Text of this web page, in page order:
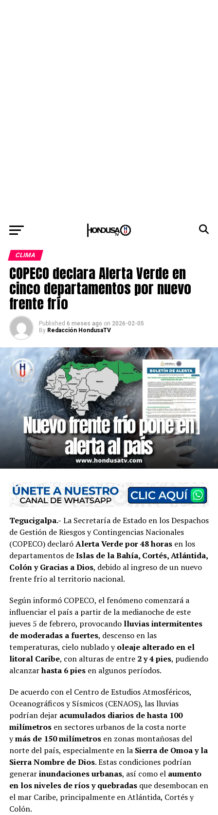
CLIMA
COPECO declara Alerta Verde en
cinco departamentos por nuevo
frente frío
Published 6 meses ago on 2026-02-05
By Redacción HondusaTV
Tegucigalpa.- La Secretaría de Estado en los Despachos
de Gestión de Riesgos y Contingencias Nacionales
(COPECO) declaróAlerta Verde por 48 horasen los
departamentos deIslas de la Bahía, Cortés, Atlántida,
Colón y Gracias a Dios, debido al ingreso de un nuevo
frente frío al territorio nacional.
Según informó COPECO, el fenómeno comenzará a
influenciar el país a partir de la medianoche de este
jueves 5 de febrero, provocando lluvias intermitentes
de moderadas a fuertes, descenso en las
temperaturas, cielo nublado yoleaje alterado en el
litoral Caribe, con alturas de entre 2 y 4 pies, pudiendo
alcanzarhasta 6 piesen algunos períodos.
De acuerdo con el Centro de Estudios Atmosféricos,
Oceanográficos y Sísmicos (CENAOS), las lluvias
podrían dejar acumulados diarios de hasta 100
milímetrosen sectores urbanos de la costa norte
ymás de 150 milímetrosen zonas montañosas del
norte del país, especialmente en la Sierra de Omoa y la
Sierra Nombre de Dios. Estas condiciones podrían
generarinundaciones urbanas, así como el aumento
en los niveles de ríos y quebradasque desembocan en
el mar Caribe, principalmente en Atlántida, Cortés y
Colón.